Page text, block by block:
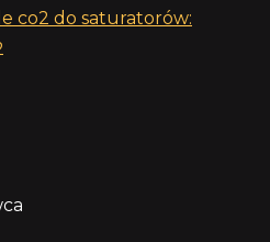
co2 do saturatorów: